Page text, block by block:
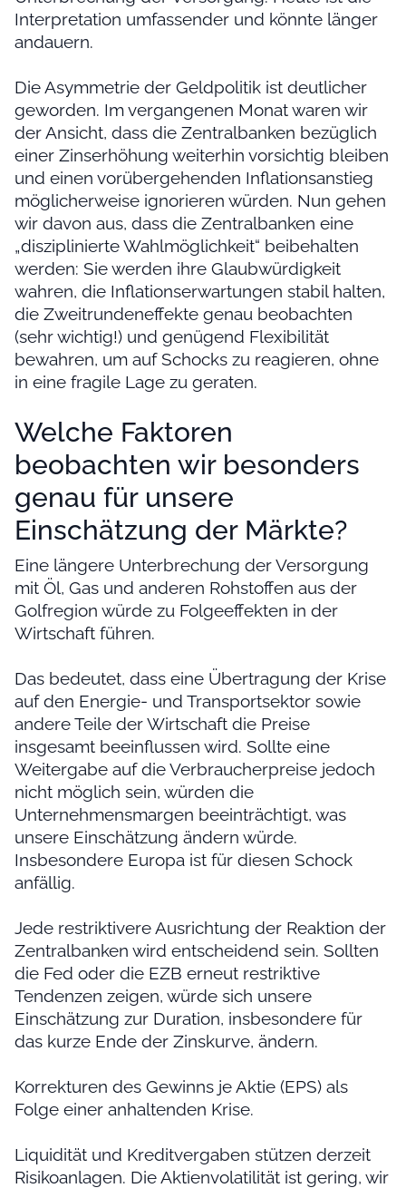
Interpretation umfassender und könnte länger
andauern.
Die Asymmetrie der Geldpolitik ist deutlicher
geworden. Im vergangenen Monat waren wir
der Ansicht, dass die Zentralbanken bezüglich
einer Zinserhöhung weiterhin vorsichtig bleiben
und einen vorübergehenden Inflationsanstieg
möglicherweise ignorieren würden. Nun gehen
wir davon aus, dass die Zentralbanken eine
„disziplinierte Wahlmöglichkeit“ beibehalten
werden: Sie werden ihre Glaubwürdigkeit
wahren, die Inflationserwartungen stabil halten,
die Zweitrundeneffekte genau beobachten
(sehr wichtig!) und genügend Flexibilität
bewahren, um auf Schocks zu reagieren, ohne
in eine fragile Lage zu geraten.
Welche Faktoren
beobachten wir besonders
genau für unsere
Einschätzung der Märkte?
Eine längere Unterbrechung der Versorgung
mit Öl, Gas und anderen Rohstoffen aus der
Golfregion würde zu Folgeeffekten in der
Wirtschaft führen.
Das bedeutet, dass eine Übertragung der Krise
auf den Energie- und Transportsektor sowie
andere Teile der Wirtschaft die Preise
insgesamt beeinflussen wird. Sollte eine
Weitergabe auf die Verbraucherpreise jedoch
nicht möglich sein, würden die
Unternehmensmargen beeinträchtigt, was
unsere Einschätzung ändern würde.
Insbesondere Europa ist für diesen Schock
anfällig.
Jede restriktivere Ausrichtung der Reaktion der
Zentralbanken wird entscheidend sein. Sollten
die Fed oder die EZB erneut restriktive
Tendenzen zeigen, würde sich unsere
Einschätzung zur Duration, insbesondere für
das kurze Ende der Zinskurve, ändern.
Korrekturen des Gewinns je Aktie (EPS) als
Folge einer anhaltenden Krise.
Liquidität und Kreditvergaben stützen derzeit
Risikoanlagen. Die Aktienvolatilität ist gering, wir